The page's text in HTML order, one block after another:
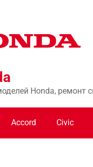
Honda,
Accord Civic